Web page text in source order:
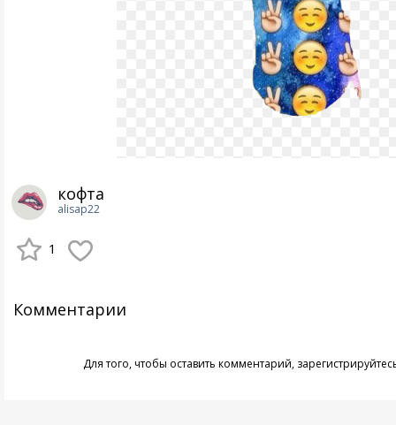
кофта
alisap22
1
Комментарии
Для того, чтобы оставить комментарий,